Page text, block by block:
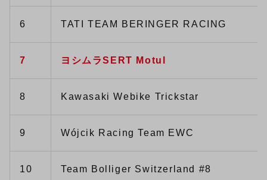
6 TATI TEAM BERINGER RACING
7 ヨシムラSERT Motul
8 Kawasaki Webike Trickstar
9 Wójcik Racing Team EWC
10 Team Bolliger Switzerland #8